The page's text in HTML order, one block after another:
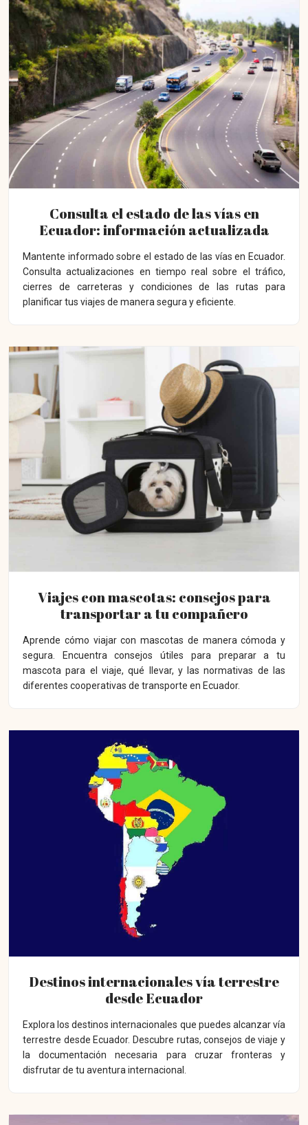
Consulta el estado de las vías en
Ecuador: información actualizada
Mantente informado sobre el estado de las vías en Ecuador.
Consulta actualizaciones en tiempo real sobre el tráfico,
cierres de carreteras y condiciones de las rutas para
planificar tus viajes de manera segura y eficiente.
Viajes con mascotas: consejos para
transportar a tu compañero
Aprende cómo viajar con mascotas de manera cómoda y
segura. Encuentra consejos útiles para preparar a tu
mascota para el viaje, qué llevar, y las normativas de las
diferentes cooperativas de transporte en Ecuador.
Destinos internacionales vía terrestre
desde Ecuador
Explora los destinos internacionales que puedes alcanzar vía
terrestre desde Ecuador. Descubre rutas, consejos de viaje y
la documentación necesaria para cruzar fronteras y
disfrutar de tu aventura internacional.